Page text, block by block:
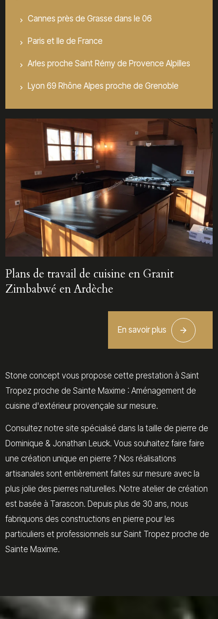
Cannes près de Grasse dans le 06
Paris et Ile de France
Arles proche Saint Rémy de Provence Alpilles
Lyon 69 Rhône Alpes proche de Grenoble
Plans de travail de cuisine en Granit
Zimbabwé en Ardèche
En savoir plus
Stone concept vous propose cette prestation à Saint
Tropez proche de Sainte Maxime : Aménagement de
cuisine d'extérieur provençale sur mesure.
Consultez notre site spécialisé dans la taille de pierre de
Dominique & Jonathan Leuck. Vous souhaitez faire faire
une création unique en pierre ? Nos réalisations
artisanales sont entièrement faites sur mesure avec la
plus jolie des pierres naturelles. Notre atelier de création
est basée à Tarascon. Depuis plus de 30 ans, nous
fabriquons des constructions en pierre pour les
particuliers et professionnels sur Saint Tropez proche de
Sainte Maxime.